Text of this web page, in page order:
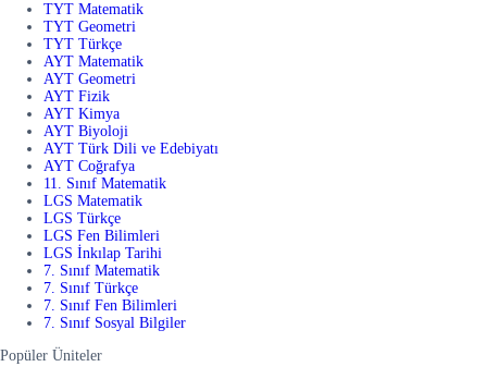
TYT Matematik
TYT Geometri
TYT Türkçe
AYT Matematik
AYT Geometri
AYT Fizik
AYT Kimya
AYT Biyoloji
AYT Türk Dili ve Edebiyatı
AYT Coğrafya
11. Sınıf Matematik
LGS Matematik
LGS Türkçe
LGS Fen Bilimleri
LGS İnkılap Tarihi
7. Sınıf Matematik
7. Sınıf Türkçe
7. Sınıf Fen Bilimleri
7. Sınıf Sosyal Bilgiler
Popüler Üniteler